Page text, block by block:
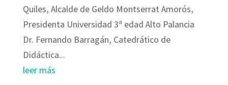
Quiles, Alcalde de Geldo Montserrat Amorós,
Presidenta Universidad 3ª edad Alto Palancia
Dr. Fernando Barragán, Catedrático de
Didáctica...
leer más